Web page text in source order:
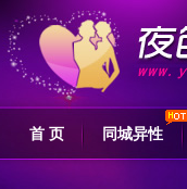
首 页 同城异性